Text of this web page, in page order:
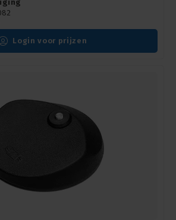
Login voor prijzen